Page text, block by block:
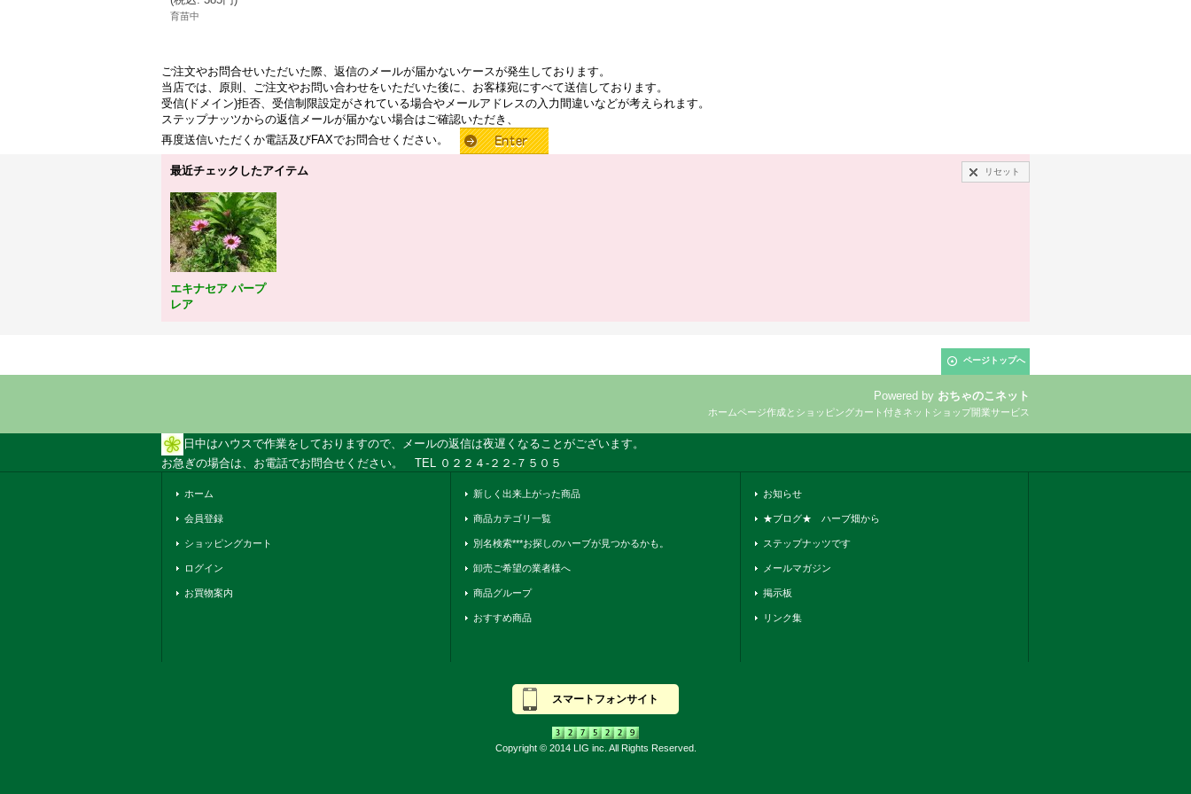
育苗中
ご注文やお問合せいただいた際、返信のメールが届かないケースが発生しております。
当店では、原則、ご注文やお問い合わせをいただいた後に、お客様宛にすべて送信しております。
受信(ドメイン)拒否、受信制限設定がされている場合やメールアドレスの入力間違いなどが考えられます。
ステップナッツからの返信メールが届かない場合はご確認いただき、
再度送信いただくか電話及びFAXでお問合せください。
最近チェックしたアイテム リセット
エキナセア パープ
レア
ページトップへ
Powered by おちゃのこネット
ホームページ作成とショッピングカート付きネットショップ開業サービス
日中はハウスで作業をしておりますので、メールの返信は夜遅くなることがございます。
お急ぎの場合は、お電話でお問合せください。 TEL ０２２４-２２-７５０５
ホーム
会員登録
ショッピングカート
ログイン
お買物案内
新しく出来上がった商品
商品カテゴリ一覧
別名検索***お探しのハーブが見つかるかも。
卸売ご希望の業者様へ
商品グループ
おすすめ商品
お知らせ
★ブログ★ ハーブ畑から
ステップナッツです
メールマガジン
掲示板
リンク集
スマートフォンサイト
Copyright © 2014 LIG inc. All Rights Reserved.